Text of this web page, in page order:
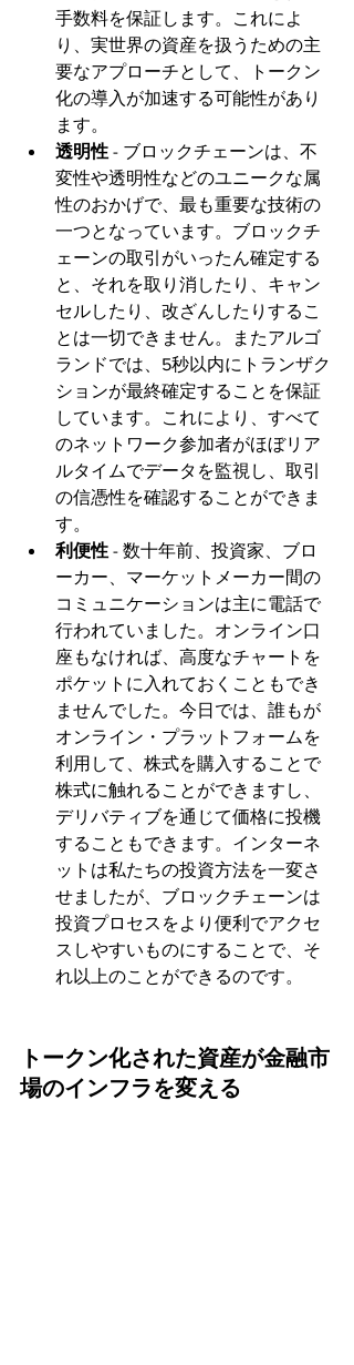
手数料を保証します。これによ
り、実世界の資産を扱うための主
要なアプローチとして、トークン
化の導入が加速する可能性があり
ます。
透明性 - ブロックチェーンは、不
変性や透明性などのユニークな属
性のおかげで、最も重要な技術の
一つとなっています。ブロックチ
ェーンの取引がいったん確定する
と、それを取り消したり、キャン
セルしたり、改ざんしたりするこ
とは一切できません。またアルゴ
ランドでは、5秒以内にトランザク
ションが最終確定することを保証
しています。これにより、すべて
のネットワーク参加者がほぼリア
ルタイムでデータを監視し、取引
の信憑性を確認することができま
す。
利便性 - 数十年前、投資家、ブロ
ーカー、マーケットメーカー間の
コミュニケーションは主に電話で
行われていました。オンライン口
座もなければ、高度なチャートを
ポケットに入れておくこともでき
ませんでした。今日では、誰もが
オンライン・プラットフォームを
利用して、株式を購入することで
株式に触れることができますし、
デリバティブを通じて価格に投機
することもできます。インターネ
ットは私たちの投資方法を一変さ
せましたが、ブロックチェーンは
投資プロセスをより便利でアクセ
スしやすいものにすることで、そ
れ以上のことができるのです。
トークン化された資産が金融市
場のインフラを変える